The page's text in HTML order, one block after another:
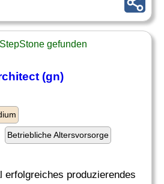
gefunden
(gn)
Betriebliche Altersvorsorge
erfolgreiches produzierendes